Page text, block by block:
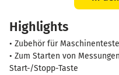
Highlights
• Zubehör für Maschinentester
• Zum Starten von
Start-/Stopp-Taste